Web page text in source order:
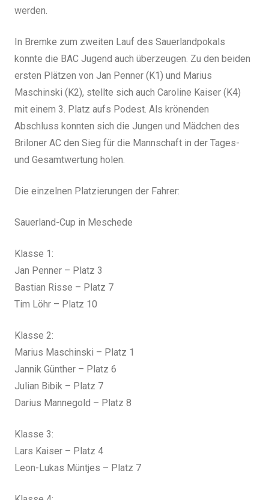
werden.
In Bremke zum zweiten Lauf des Sauerlandpokals
konnte die BAC Jugend auch überzeugen. Zu den beiden
ersten Plätzen von Jan Penner (K1) und Marius
Maschinski (K2), stellte sich auch Caroline Kaiser (K4)
mit einem 3. Platz aufs Podest. Als krönenden
Abschluss konnten sich die Jungen und Mädchen des
Briloner AC den Sieg für die Mannschaft in der Tages-
und Gesamtwertung holen.
Die einzelnen Platzierungen der Fahrer:
Sauerland-Cup in Meschede
Klasse 1:
Jan Penner – Platz 3
Bastian Risse – Platz 7
Tim Löhr – Platz 10
Klasse 2:
Marius Maschinski – Platz 1
Jannik Günther – Platz 6
Julian Bibik – Platz 7
Darius Mannegold – Platz 8
Klasse 3:
Lars Kaiser – Platz 4
Leon-Lukas Müntjes – Platz 7